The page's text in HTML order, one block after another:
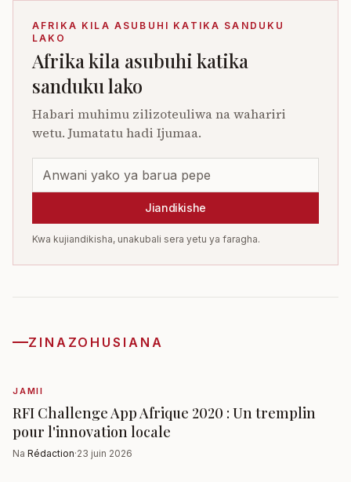
AFRIKA KILA ASUBUHI KATIKA SANDUKU
LAKO
Afrika kila asubuhi katika
sanduku lako
Habari muhimu zilizoteuliwa na wahariri
wetu. Jumatatu hadi Ijumaa.
Jiandikishe
Kwa kujiandikisha, unakubali sera yetu ya faragha.
ZINAZOHUSIANA
JAMII
RFI Challenge App Afrique 2020 : Un tremplin
pour l'innovation locale
Na Rédaction·23 juin 2026